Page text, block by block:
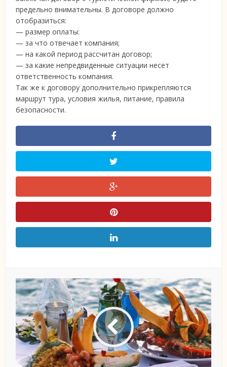
предельно внимательны. В договоре должно
отобразиться:
— размер оплаты:
— за что отвечает компания;
— на какой период рассчитан договор;
— за какие непредвиденные ситуации несет
ответственность компания.
Так же к договору дополнительно прикрепляются
маршрут тура, условия жилья, питание, правила
безопасности.